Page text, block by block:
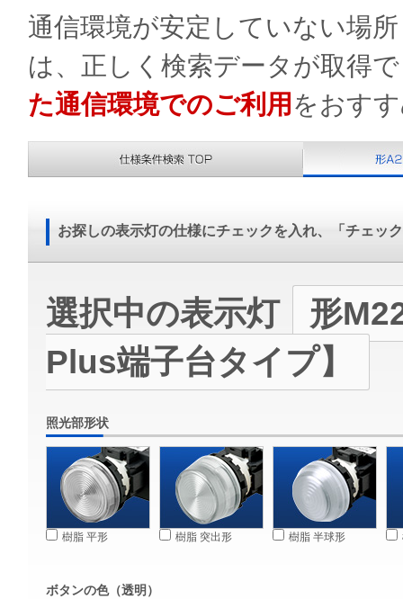
通信環境が安定していない場
は、正しく検索データが取得
た通信環境でのご利用 をおす
お探しの表示灯の仕様にチェックを入れ、「チェッ
選択中の表示灯
形
Plus端子台タイプ】
照光部形状
樹脂 平形 樹脂 突出形 樹脂 半球形
ボタンの色（透明）